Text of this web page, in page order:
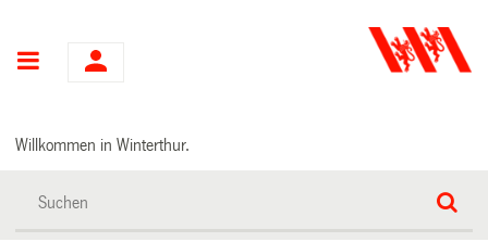
Hauptnavigation
Willkommen in Winterthur.